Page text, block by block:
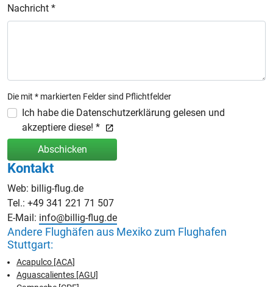
Nachricht *
Die mit * markierten Felder sind Pflichtfelder
Ich habe die Datenschutzerklärung gelesen und
akzeptiere diese! *
Abschicken
Kontakt
Web: billig-flug.de
Tel.: +49 341 221 71 507
E-Mail: info@billig-flug.de
Andere Flughäfen aus Mexiko zum Flughafen
Stuttgart:
Acapulco [ACA]
Aguascalientes [AGU]